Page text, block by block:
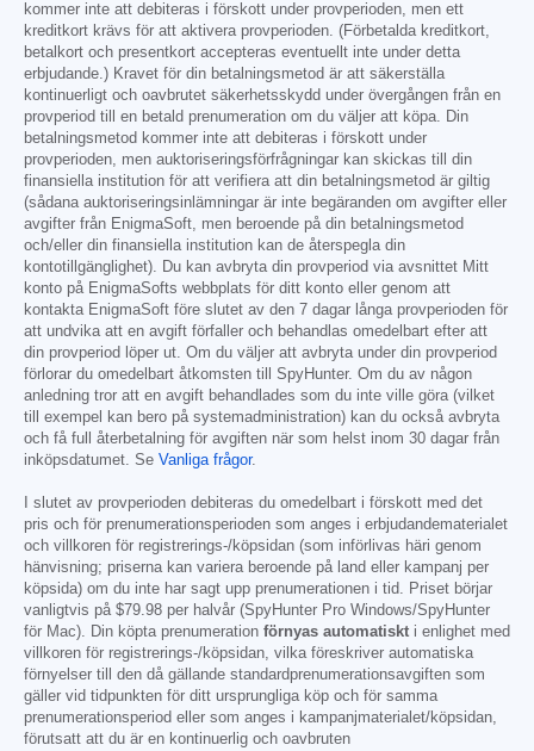
kommer inte att debiteras i förskott under provperioden, men ett
kreditkort krävs för att aktivera provperioden. (Förbetalda kreditkort,
betalkort och presentkort accepteras eventuellt inte under detta
erbjudande.) Kravet för din betalningsmetod är att säkerställa
kontinuerligt och oavbrutet säkerhetsskydd under övergången från en
provperiod till en betald prenumeration om du väljer att köpa. Din
betalningsmetod kommer inte att debiteras i förskott under
provperioden, men auktoriseringsförfrågningar kan skickas till din
finansiella institution för att verifiera att din betalningsmetod är giltig
(sådana auktoriseringsinlämningar är inte begäranden om avgifter eller
avgifter från EnigmaSoft, men beroende på din betalningsmetod
och/eller din finansiella institution kan de återspegla din
kontotillgänglighet). Du kan avbryta din provperiod via avsnittet Mitt
konto på EnigmaSofts webbplats för ditt konto eller genom att
kontakta EnigmaSoft före slutet av den 7 dagar långa provperioden för
att undvika att en avgift förfaller och behandlas omedelbart efter att
din provperiod löper ut. Om du väljer att avbryta under din provperiod
förlorar du omedelbart åtkomsten till SpyHunter. Om du av någon
anledning tror att en avgift behandlades som du inte ville göra (vilket
till exempel kan bero på systemadministration) kan du också avbryta
och få full återbetalning för avgiften när som helst inom 30 dagar från
inköpsdatumet. Se Vanliga frågor.
I slutet av provperioden debiteras du omedelbart i förskott med det
pris och för prenumerationsperioden som anges i erbjudandematerialet
och villkoren för registrerings-/köpsidan (som införlivas häri genom
hänvisning; priserna kan variera beroende på land eller kampanj per
köpsida) om du inte har sagt upp prenumerationen i tid. Priset börjar
vanligtvis på $79.98 per halvår (SpyHunter Pro Windows/SpyHunter
för Mac). Din köpta prenumeration förnyas automatiskt i enlighet med
villkoren för registrerings-/köpsidan, vilka föreskriver automatiska
förnyelser till den då gällande standardprenumerationsavgiften som
gäller vid tidpunkten för ditt ursprungliga köp och för samma
prenumerationsperiod eller som anges i kampanjmaterialet/köpsidan,
förutsatt att du är en kontinuerlig och oavbruten